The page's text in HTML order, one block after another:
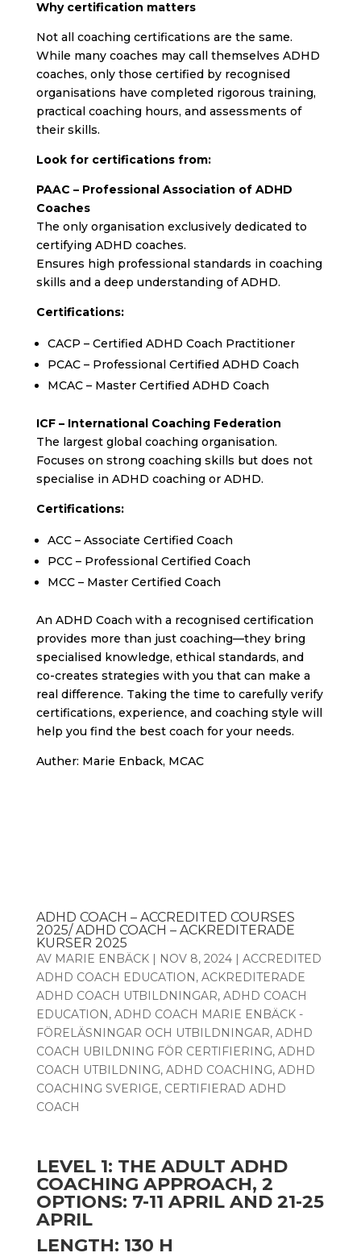
Why certification matters
Not all coaching certifications are the same.
While many coaches may call themselves ADHD
coaches, only those certified by recognised
organisations have completed rigorous training,
practical coaching hours, and assessments of
their skills.
Look for certifications from:
PAAC – Professional Association of ADHD
Coaches
The only organisation exclusively dedicated to
certifying ADHD coaches.
Ensures high professional standards in coaching
skills and a deep understanding of ADHD.
Certifications:
CACP – Certified ADHD Coach Practitioner
PCAC – Professional Certified ADHD Coach
MCAC – Master Certified ADHD Coach
ICF – International Coaching Federation
The largest global coaching organisation.
Focuses on strong coaching skills but does not
specialise in ADHD coaching or ADHD.
Certifications:
ACC – Associate Certified Coach
PCC – Professional Certified Coach
MCC – Master Certified Coach
An ADHD Coach with a recognised certification
provides more than just coaching—they bring
specialised knowledge, ethical standards, and
co-creates strategies with you that can make a
real difference. Taking the time to carefully verify
certifications, experience, and coaching style will
help you find the best coach for your needs.
Auther: Marie Enback, MCAC
ADHD COACH – ACCREDITED COURSES
2025/ ADHD COACH – ACKREDITERADE
KURSER 2025
AV MARIE ENBÄCK| NOV 8, 2024| ACCREDITED
ADHD COACH EDUCATION, ACKREDITERADE
ADHD COACH UTBILDNINGAR, ADHD COACH
EDUCATION, ADHD COACH MARIE ENBÄCK -
FÖRELÄSNINGAR OCH UTBILDNINGAR, ADHD
COACH UBILDNING FÖR CERTIFIERING, ADHD
COACH UTBILDNING, ADHD COACHING, ADHD
COACHING SVERIGE, CERTIFIERAD ADHD
COACH
LEVEL 1: THE ADULT ADHD
COACHING APPROACH, 2
OPTIONS: 7-11 APRILAND 21-25
APRIL
LENGTH: 130 H